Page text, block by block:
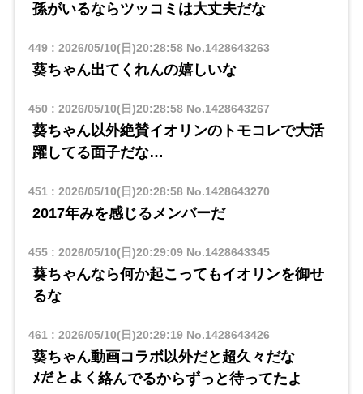
孫がいるならツッコミは大丈夫だな
449: 2026/05/10(日)20:28:58No.1428643263
葵ちゃん出てくれんの嬉しいな
450 : 2026/05/10(日)20:28:58No.1428643267
葵ちゃん以外絶賛イオリンのトモコレで大活
躍してる面子だな…
451 : 2026/05/10(日)20:28:58No.1428643270
2017年みを感じるメンバーだ
455: 2026/05/10(日)20:29:09No.1428643345
葵ちゃんなら何か起こってもイオリンを御せ
るな
461 : 2026/05/10(日)20:29:19No.1428643426
葵ちゃん動画コラボ以外だと超久々だな
ﾒだとよく絡んでるからずっと待ってたよ